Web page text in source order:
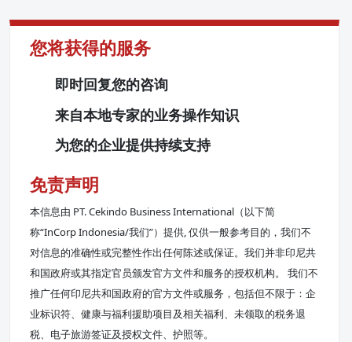
您将获得的服务
即时回复您的咨询
来自本地专家的业务操作知识
为您的企业提供持续支持
免责声明
本信息由 PT. Cekindo Business International（以下简
称“InCorp Indonesia/我们”）提供, 仅供一般参考目的，我们不
对信息的准确性或完整性作出任何陈述或保证。我们并非印尼共
和国政府或其指定官员颁发官方文件和服务的授权机构。 我们不
推广任何印尼共和国政府的官方文件或服务，包括但不限于：企
业标识符、健康与福利援助项目及相关福利、未领取的税务退
税、电子旅游签证及授权文件、护照等。